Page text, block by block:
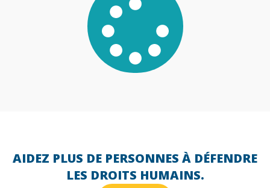
AIDEZ PLUS DE PERSONNES À DÉFENDRE
LES DROITS HUMAINS.